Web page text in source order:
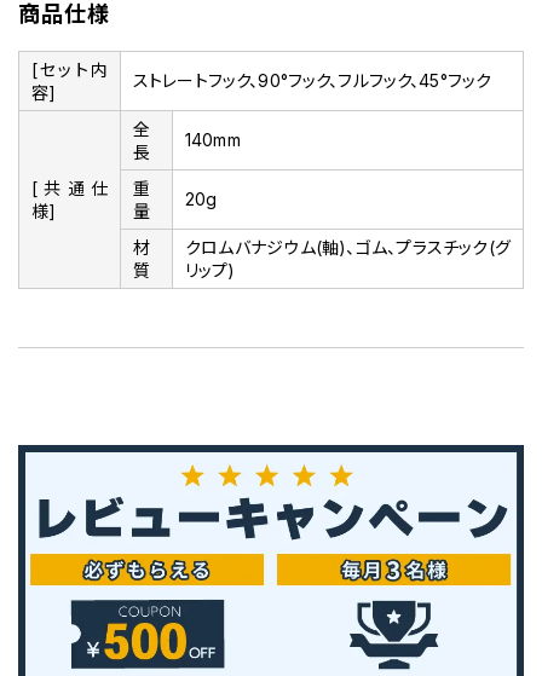
商品仕様
[セット内
容]
ストレートフック、90°フック、フルフック、45°フック
[共通仕
様]
全
長
140mm
重
量
20g
材
質
クロムバナジウム(軸)、ゴム、プラスチック(グ
リップ)